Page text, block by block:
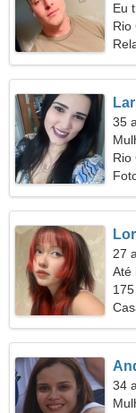
Eu
Rio
35
Rio
27
Até
34